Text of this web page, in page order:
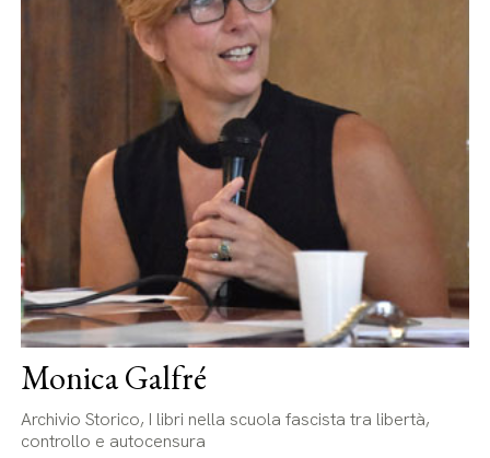
Monica Galfré
Archivio Storico, I libri nella scuola fascista tra libertà,
controllo e autocensura